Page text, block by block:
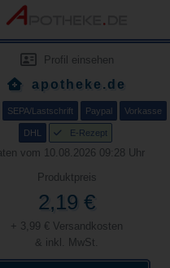
Profil einsehen
apotheke.de
SEPA/Lastschrift Paypal Vorkasse
DHL E-Rezept
vom 10.08.2026 09:28 Uhr
Produktpreis
2,19 €
+ 3,99 € Versandkosten
& inkl. MwSt.